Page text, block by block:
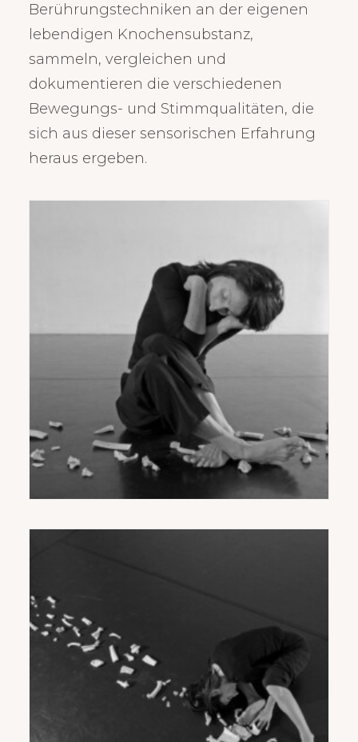
Berührungstechniken an der eigenen
lebendigen Knochensubstanz,
sammeln, vergleichen und
dokumentieren die verschiedenen
Bewegungs- und Stimmqualitäten, die
sich aus dieser sensorischen Erfahrung
heraus ergeben.